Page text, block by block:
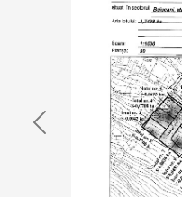
Previous